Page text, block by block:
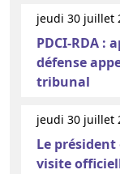
jeudi 30 juillet
PDCI-RDA :
défense
tribunal
jeudi 30 juillet
Le
visite